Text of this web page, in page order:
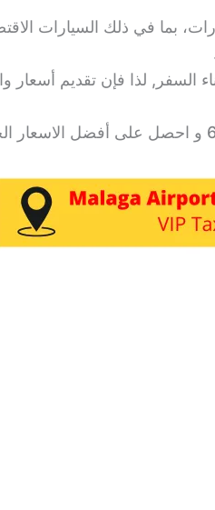
بما في ذلك السيارات
السفر, لذا فإن تقديم